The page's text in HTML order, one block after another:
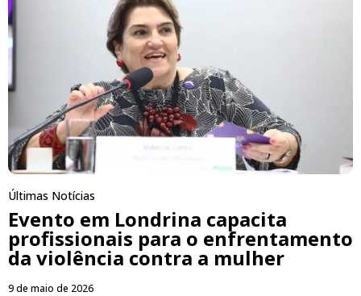
Últimas Notícias
Evento em Londrina capacita
profissionais para o enfrentamento
da violência contra a mulher
9 de maio de 2026